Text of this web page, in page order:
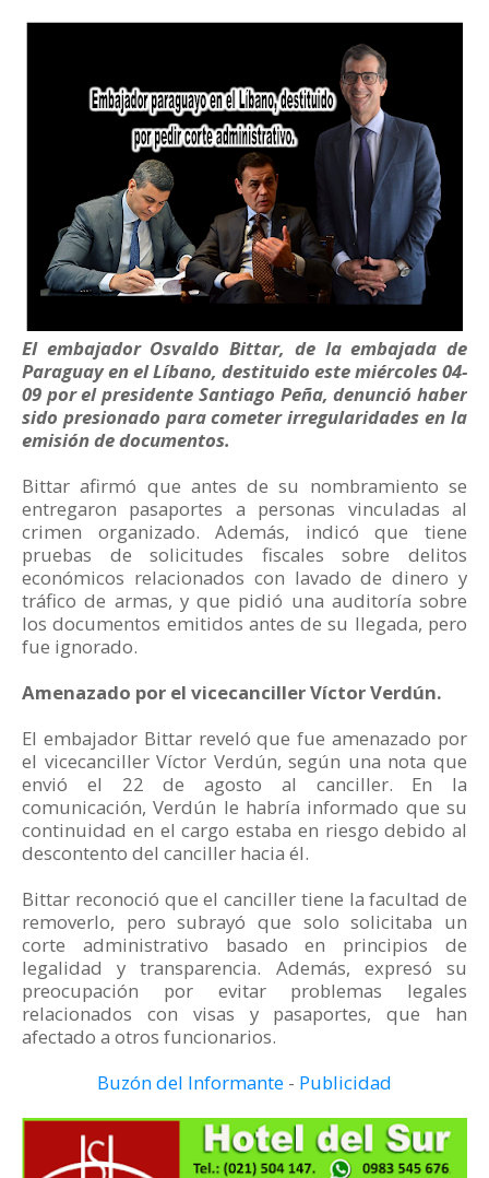
El embajador Osvaldo Bittar, de la embajada de
Paraguay en el Líbano, destituido este miércoles 04-
09 por el presidente Santiago Peña, denunció haber
sido presionado para cometer irregularidades en la
emisión de documentos.
Bittar afirmó que antes de su nombramiento se
entregaron pasaportes a personas vinculadas al
crimen organizado. Además, indicó que tiene
pruebas de solicitudes fiscales sobre delitos
económicos relacionados con lavado de dinero y
tráfico de armas, y que pidió una auditoría sobre
los documentos emitidos antes de su llegada, pero
fue ignorado.
Amenazado por el vicecanciller Víctor Verdún.
El embajador Bittar reveló que fue amenazado por
el vicecanciller Víctor Verdún, según una nota que
envió el 22 de agosto al canciller. En la
comunicación, Verdún le habría informado que su
continuidad en el cargo estaba en riesgo debido al
descontento del canciller hacia él.
Bittar reconoció que el canciller tiene la facultad de
removerlo, pero subrayó que solo solicitaba un
corte administrativo basado en principios de
legalidad y transparencia. Además, expresó su
preocupación por evitar problemas legales
relacionados con visas y pasaportes, que han
afectado a otros funcionarios.
Buzón del Informante - Publicidad